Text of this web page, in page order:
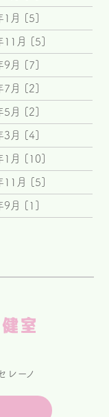
1月 [5]
11月 [5]
9月 [7]
7月 [2]
5月 [2]
3月 [4]
1月 [10]
11月 [5]
9月 [1]
ーノ